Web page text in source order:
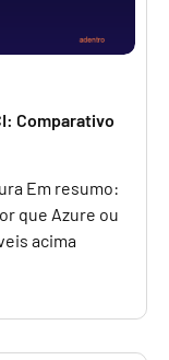
Comparativo
Em resumo:
que Azure ou
acima